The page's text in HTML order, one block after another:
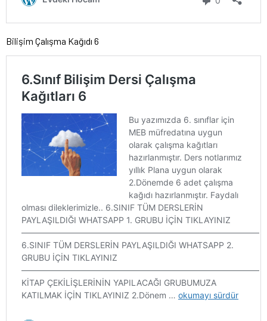
Bilişim Çalışma Kağıdı 6